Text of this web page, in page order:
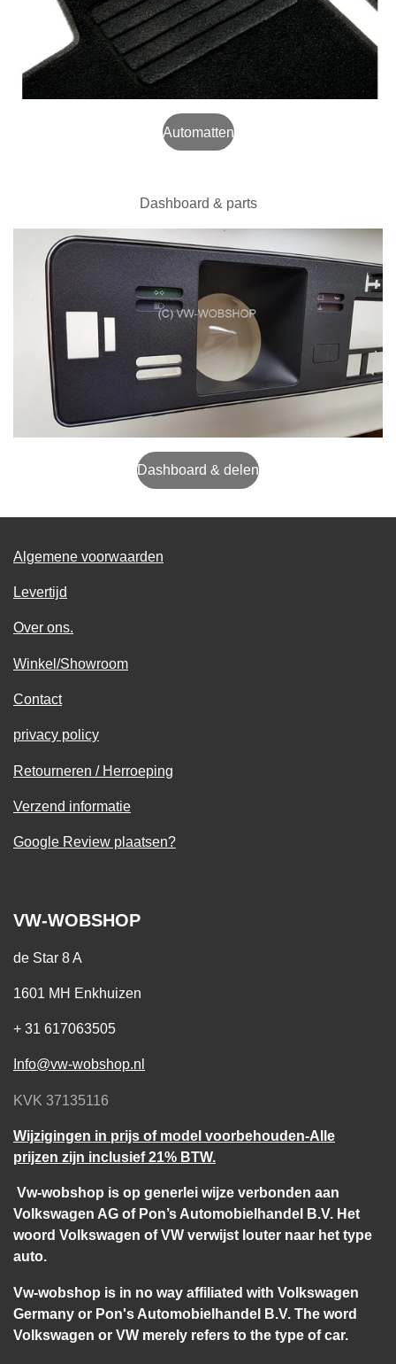
Automatten
Dashboard & parts
Dashboard & delen
Algemene voorwaarden
Levertijd
Over ons.
Winkel/Showroom
Contact
privacy policy
Retourneren / Herroeping
Verzend informatie
Google Review plaatsen?
VW-WOBSHOP
de Star 8 A
1601 MH Enkhuizen
+ 31 617063505
Info@vw-wobshop.nl
KVK 37135116
Wijzigingen in prijs of model voorbehouden-Alle
prijzen zijn inclusief 21% BTW.
Vw-wobshop is op generlei wijze verbonden aan
Volkswagen AG of Pon’s Automobielhandel B.V. Het
woord Volkswagen of VW verwijst louter naar het type
auto.
Vw-wobshop is in no way affiliated with Volkswagen
Germany or Pon's Automobielhandel B.V. The word
Volkswagen or VW merely refers to the type of car.